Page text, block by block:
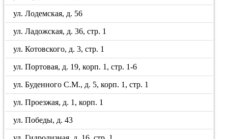
ул. Лодемская, д. 56
ул. Ладожская, д. 36, стр. 1
ул. Котовского, д. 3, стр. 1
ул. Портовая, д. 19, корп. 1, стр. 1-6
ул. Буденного С.М., д. 5, корп. 1, стр. 1
ул. Проезжая, д. 1, корп. 1
ул. Победы, д. 43